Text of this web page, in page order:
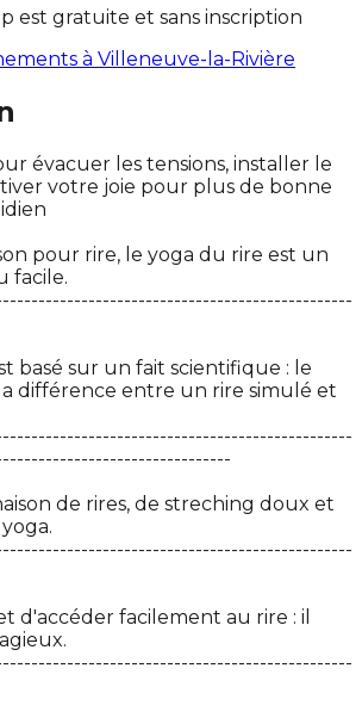
est gratuite et sans inscription
à Villeneuve-la-Rivière
évacuer les tensions, installer le
votre joie pour plus de bonne
pour rire, le yoga du rire est un
facile.
basé sur un fait scientifique : le
différence entre un rire simulé et
de rires, de streching doux et
d'accéder facilement au rire : il